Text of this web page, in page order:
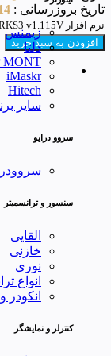
زیمنس
دلتا
MONT
iMaskr
Hitech
سایر
سروو درایو
سنسور و ترانسمیتر
القایی
خازنی
نوری
انواع
انکودر
کنترلر و نمایشگر
تاریخ بروزرسانی : 14 خرداد
نرم افزار GX WORKS3 v1.115V عدد
افزودن به سبد خرید